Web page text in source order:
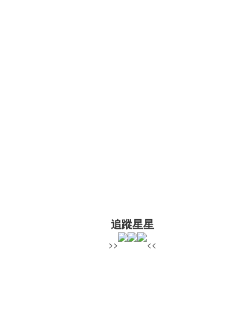
追蹤星星
>> <<